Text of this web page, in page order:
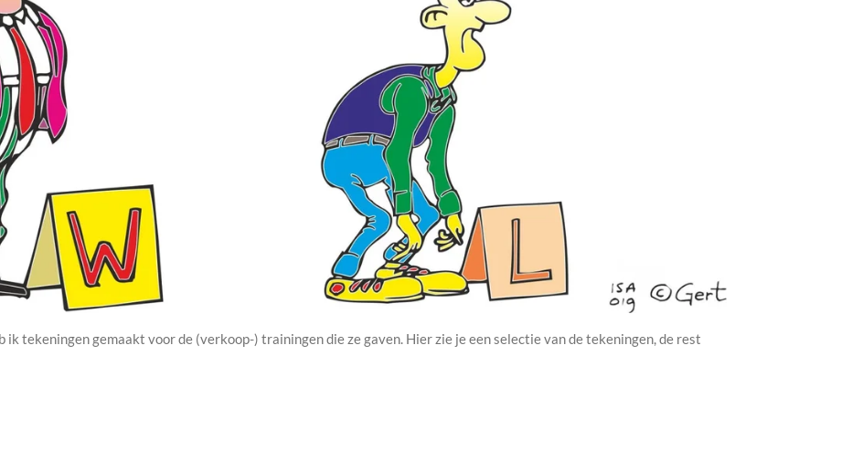
ik tekeningen gemaakt voor de (verkoop-) trainingen die ze gaven. Hier zie je een selectie van de tekeningen, de rest